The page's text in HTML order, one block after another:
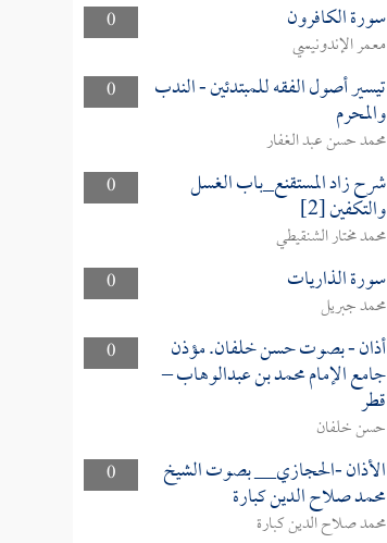
0 سورة الكافرون
معمر الإندونيسي
0
تيسير أصول الفقه للمبتدئين - الندب
والمحرم
محمد حسن عبد الغفار
0
شرح زاد المستقنع_باب الغسل
والتكفين [2]
محمد مختار الشنقيطي
0
سورة الذاريات
محمد جبريل
0
أذان - بصوت حسن خلفان. مؤذن
جامع الإمام محمد بن عبدالوهاب –
قطر
حسن خلفان
0
الأذان -الحجازي__ بصوت الشيخ
محمد صلاح الدين كبارة
محمد صلاح الدين كبارة